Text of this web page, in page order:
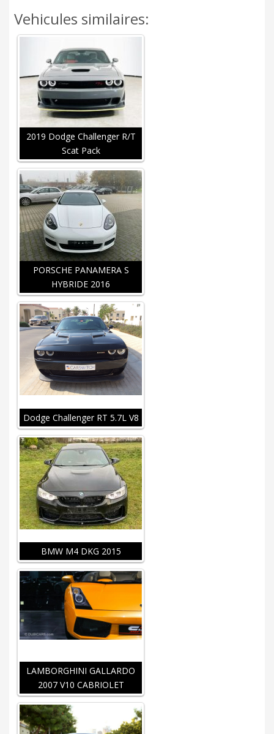
Vehicules similaires:
2019 Dodge Challenger R/T
Scat Pack
PORSCHE PANAMERA S
HYBRIDE 2016
Dodge Challenger RT 5.7L V8
BMW M4 DKG 2015
LAMBORGHINI GALLARDO
2007 V10 CABRIOLET